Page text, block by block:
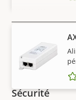
de la
propriété
Sans fil
Sécurité
AFFICHER